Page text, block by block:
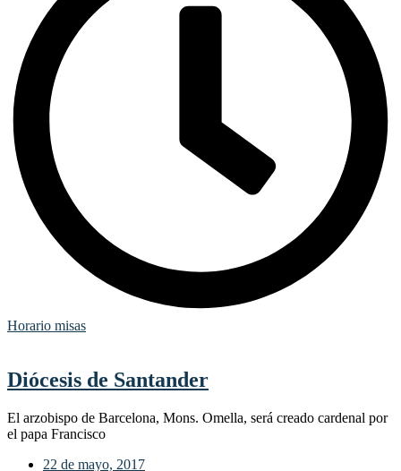
Horario misas
Diócesis de Santander
El arzobispo de Barcelona, Mons. Omella, será creado cardenal por
el papa Francisco
22 de mayo, 2017